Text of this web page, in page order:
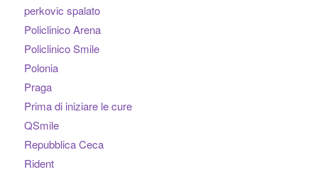
perkovic spalato
Policlinico Arena
Policlinico Smile
Polonia
Praga
Prima di iniziare le cure
QSmile
Repubblica Ceca
Rident